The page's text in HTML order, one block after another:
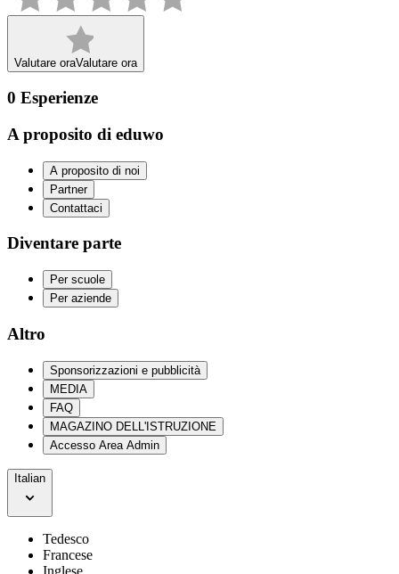
Valutare oraValutare ora
0 Esperienze
A proposito di eduwo
A proposito di noi
Partner
Contattaci
Diventare parte
Per scuole
Per aziende
Altro
Sponsorizzazioni e pubblicità
MEDIA
FAQ
MAGAZINO DELL'ISTRUZIONE
Accesso Area Admin
Italian
Tedesco
Francese
Inglese